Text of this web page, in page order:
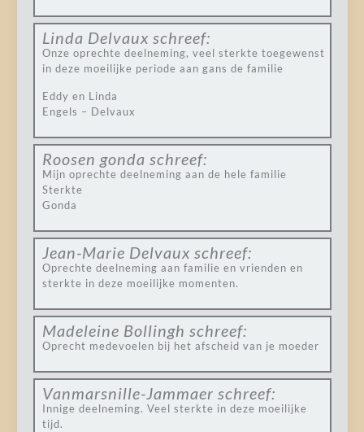
Linda Delvaux schreef:
Onze oprechte deelneming, veel sterkte toegewenst
in deze moeilijke periode aan gans de familie
Eddy en Linda
Engels – Delvaux
Roosen gonda schreef:
Mijn oprechte deelneming aan de hele familie
Sterkte
Gonda
Jean-Marie Delvaux schreef:
Oprechte deelneming aan familie en vrienden en
sterkte in deze moeilijke momenten.
Madeleine Bollingh schreef:
Oprecht medevoelen bij het afscheid van je moeder
Vanmarsnille-Jammaer schreef:
Innige deelneming. Veel sterkte in deze moeilijke
tijd.